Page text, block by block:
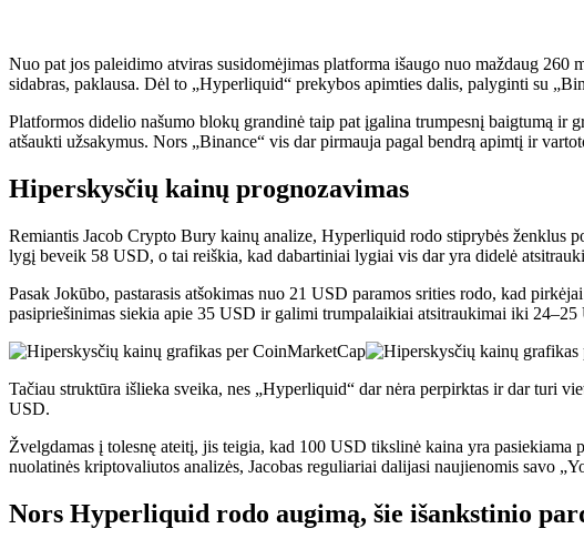
Nuo pat jos paleidimo atviras susidomėjimas platforma išaugo nuo maždaug
sidabras, paklausa. Dėl to „Hyperliquid“ prekybos apimties dalis, palyginti su
Platformos didelio našumo blokų grandinė taip pat įgalina trumpesnį baigtumą
atšaukti užsakymus. Nors „Binance“ vis dar pirmauja pagal bendrą apimtį ir
Hiperskysčių kainų prognozavimas
Remiantis Jacob Crypto Bury kainų analize, Hyperliquid rodo stiprybės ženklus
lygį beveik 58 USD, o tai reiškia, kad dabartiniai lygiai vis dar yra didelė
Pasak Jokūbo, pastarasis atšokimas nuo 21 USD paramos srities rodo, kad
pasipriešinimas siekia apie 35 USD ir galimi trumpalaikiai atsitraukimai iki 24–25
Tačiau struktūra išlieka sveika, nes „Hyperliquid“ dar nėra perpirktas ir dar turi
USD.
Žvelgdamas į tolesnę ateitį, jis teigia, kad 100 USD tikslinė kaina yra
nuolatinės kriptovaliutos analizės, Jacobas reguliariai dalijasi naujienomis savo
Nors Hyperliquid rodo augimą, šie išankstinio